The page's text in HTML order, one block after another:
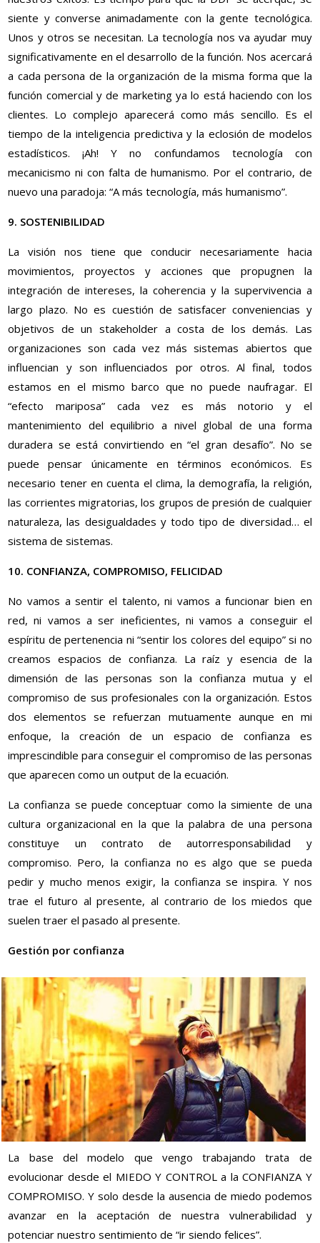
siente y converse animadamente con la gente tecnológica.
Unos y otros se necesitan. La tecnología nos va ayudar muy
significativamente en el desarrollo de la función. Nos acercará
a cada persona de la organización de la misma forma que la
función comercial y de marketing ya lo está haciendo con los
clientes. Lo complejo aparecerá como más sencillo. Es el
tiempo de la inteligencia predictiva y la eclosión de modelos
estadísticos. ¡Ah! Y no confundamos tecnología con
mecanicismo ni con falta de humanismo. Por el contrario, de
nuevo una paradoja: “A más tecnología, más humanismo”.
9. SOSTENIBILIDAD
La visión nos tiene que conducir necesariamente hacia
movimientos, proyectos y acciones que propugnen la
integración de intereses, la coherencia y la supervivencia a
largo plazo. No es cuestión de satisfacer conveniencias y
objetivos de un stakeholder a costa de los demás. Las
organizaciones son cada vez más sistemas abiertos que
influencian y son influenciados por otros. Al final, todos
estamos en el mismo barco que no puede naufragar. El
“efecto mariposa” cada vez es más notorio y el
mantenimiento del equilibrio a nivel global de una forma
duradera se está convirtiendo en “el gran desafío”. No se
puede pensar únicamente en términos económicos. Es
necesario tener en cuenta el clima, la demografía, la religión,
las corrientes migratorias, los grupos de presión de cualquier
naturaleza, las desigualdades y todo tipo de diversidad… el
sistema de sistemas.
10. CONFIANZA, COMPROMISO, FELICIDAD
No vamos a sentir el talento, ni vamos a funcionar bien en
red, ni vamos a ser ineficientes, ni vamos a conseguir el
espíritu de pertenencia ni “sentir los colores del equipo” si no
creamos espacios de confianza. La raíz y esencia de la
dimensión de las personas son la confianza mutua y el
compromiso de sus profesionales con la organización. Estos
dos elementos se refuerzan mutuamente aunque en mi
enfoque, la creación de un espacio de confianza es
imprescindible para conseguir el compromiso de las personas
que aparecen como un output de la ecuación.
La confianza se puede conceptuar como la simiente de una
cultura organizacional en la que la palabra de una persona
constituye un contrato de autorresponsabilidad y
compromiso. Pero, la confianza no es algo que se pueda
pedir y mucho menos exigir, la confianza se inspira. Y nos
trae el futuro al presente, al contrario de los miedos que
suelen traer el pasado al presente.
Gestión por confianza
La base del modelo que vengo trabajando trata de
evolucionar desde el MIEDO Y CONTROL a la CONFIANZA Y
COMPROMISO. Y solo desde la ausencia de miedo podemos
avanzar en la aceptación de nuestra vulnerabilidad y
potenciar nuestro sentimiento de “ir siendo felices”.